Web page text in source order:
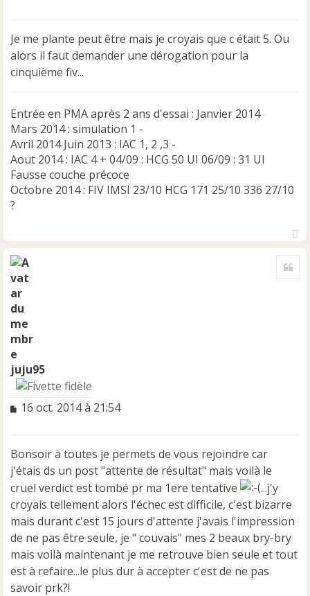
a
g
e
n
l
u
Je me plante peut être mais je croyais que c était 5. Ou
alors il faut demander une dérogation pour la
cinquième fiv...
Entrée en PMA après 2 ans d'essai : Janvier 2014
Mars 2014 : simulation 1 -
Avril 2014 Juin 2013 : IAC 1, 2 ,3 -
Aout 2014 : IAC 4 + 04/09 : HCG 50 UI 06/09 : 31 UI
Fausse couche précoce
Octobre 2014 : FIV IMSI 23/10 HCG 171 25/10 336 27/10
?
juju95
M
a
g
e
n
o
n
l
u
16 oct. 2014 à 21:54
Bonsoir à toutes je permets de vous rejoindre car
j'étais ds un post "attente de résultat" mais voilà le
cruel verdict est tombé pr ma 1ere tentative
...j'y
croyais tellement alors l'échec est difficile, c'est bizarre
mais durant c'est 15 jours d'attente j'avais l'impression
de ne pas être seule, je " couvais" mes 2 beaux bry-bry
mais voilà maintenant je me retrouve bien seule et tout
est à refaire...le plus dur à accepter c'est de ne pas
savoir prk?!